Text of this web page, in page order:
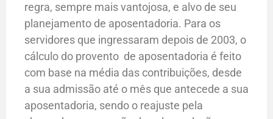
regra, sempre mais vantojosa, e alvo de seu
planejamento de aposentadoria. Para os
servidores que ingressaram depois de 2003, o
cálculo do provento de aposentadoria é feito
com base na média das contribuições, desde
a sua admissão até o mês que antecede a sua
aposentadoria, sendo o reajuste pela